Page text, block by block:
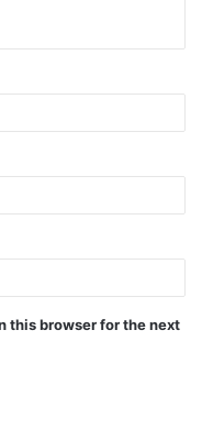
this browser for the next